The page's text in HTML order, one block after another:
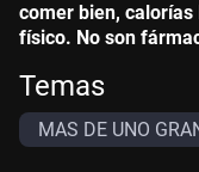
comer bien,
físico. No son
Temas
MAS DE UNO